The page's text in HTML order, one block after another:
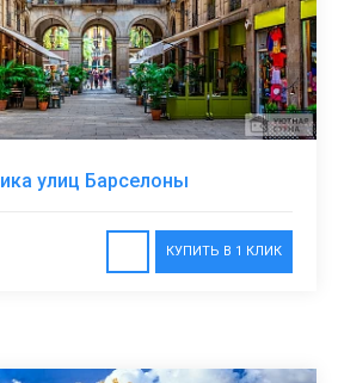
улиц Барселоны
КУПИТЬ В 1 КЛИК